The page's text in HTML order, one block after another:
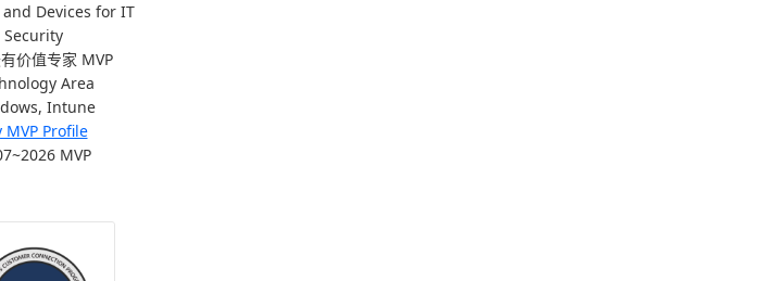
Devices for IT
Security
价值专家 MVP
Area
Intune
MVP Profile
MVP